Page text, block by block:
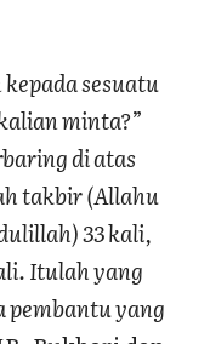
sesuatu
minta?”
di atas
takbir (Allahu
33 kali,
Itulah yang
pembantu yang